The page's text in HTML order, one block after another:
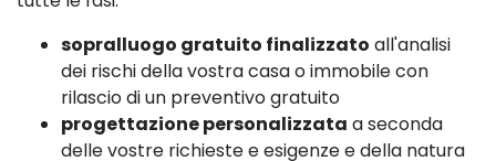
sopralluogo gratuito finalizzato all'analisi
dei rischi della vostra casa o immobile con
rilascio di un preventivo gratuito
progettazione personalizzata a seconda
delle vostre richieste e esigenze e della natura